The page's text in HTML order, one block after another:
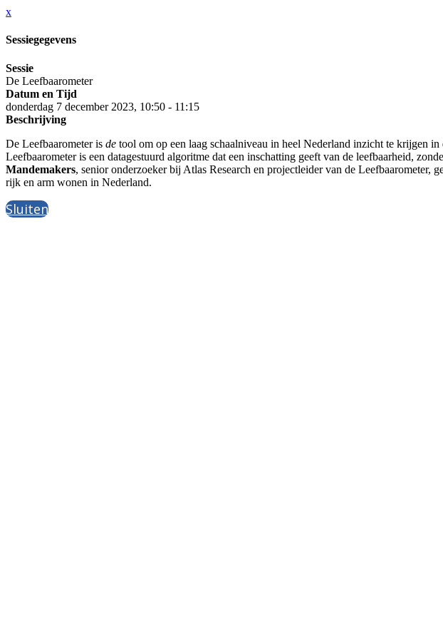
x
Sessiegegevens
Sessie
De Leefbaarometer
Datum en Tijd
donderdag 7 december 2023, 10:50 - 11:15
Beschrijving
De Leefbaarometer is de tool om op een laag schaalniveau in heel Nederland inzicht te krijgen
Leefbaarometer is een datagestuurd algoritme dat een inschatting geeft van de leefbaarheid,
Mandemakers, senior onderzoeker bij Atlas Research en projectleider van de Leefbaarometer,
rijk en arm wonen in Nederland.
Sluiten